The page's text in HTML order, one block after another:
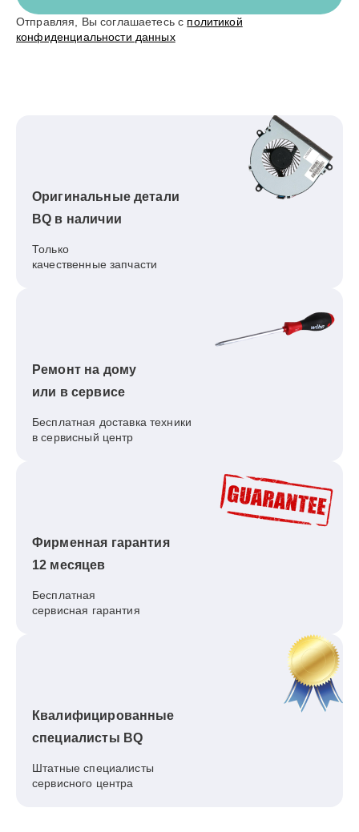
Отправляя, Вы соглашаетесь с политикой
конфиденциальности данных
Оригинальные детали
BQ в наличии
Только
качественные запчасти
Ремонт на дому
или в сервисе
Бесплатная доставка техники
в сервисный центр
Фирменная гарантия
12 месяцев
Бесплатная
сервисная гарантия
Квалифицированные
специалисты BQ
Штатные специалисты
сервисного центра